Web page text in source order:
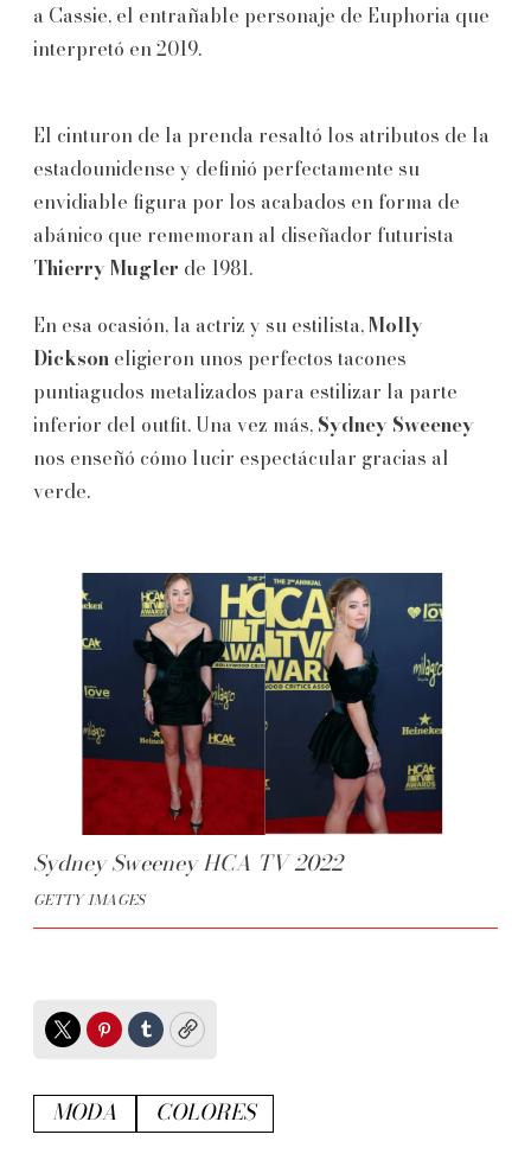
a Cassie, el entrañable personaje de Euphoria que
interpretó en 2019.
El cinturon de la prenda resaltó los atributos de la
estadounidense y definió perfectamente su
envidiable figura por los acabados en forma de
abánico que rememoran al diseñador futurista
Thierry Mugler de 1981.
En esa ocasión, la actriz y su estilista,Molly
Dickson eligieron unos perfectos tacones
puntiagudos metalizados para estilizar la parte
inferior del outfit. Una vez más, Sydney Sweeney
nos enseñó cómo lucir espectácular gracias al
verde.
Sydney Sweeney HCA TV 2022
GETTY IMAGES
TwitterPinterest
TumblrCopy
MODA COLORES